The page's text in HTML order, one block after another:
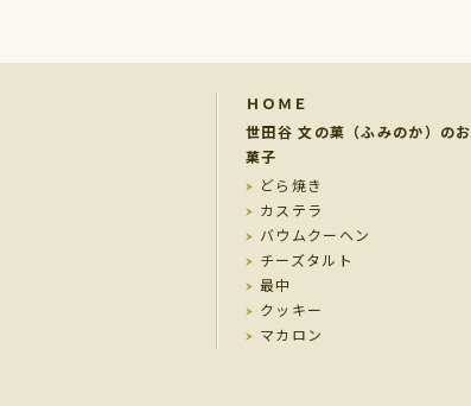
ＨＯＭＥ
世田谷 文の菓（ふみのか）のお
菓子
どら焼き
カステラ
バウムクーヘン
チーズタルト
最中
クッキー
マカロン